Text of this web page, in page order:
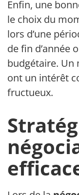
Enfin, une
le choix du
lors d’une
de fin d’année
budgétaire. Un
ont un intérêt
fructueux.